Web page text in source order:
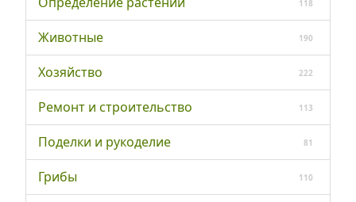
118
Животные 190
Хозяйство 222
Ремонт и строительство 113
Поделки и рукоделие 81
Грибы 110